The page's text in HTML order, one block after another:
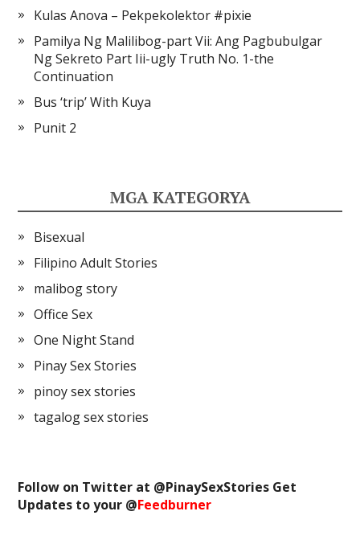
Kulas Anova – Pekpekolektor #pixie
Pamilya Ng Malilibog-part Vii: Ang Pagbubulgar
Ng Sekreto Part Iii-ugly Truth No. 1-the
Continuation
Bus ‘trip’ With Kuya
Punit 2
MGA KATEGORYA
Bisexual
Filipino Adult Stories
malibog story
Office Sex
One Night Stand
Pinay Sex Stories
pinoy sex stories
tagalog sex stories
Follow on Twitter at @PinaySexStories Get
Updates to your @Feedburner